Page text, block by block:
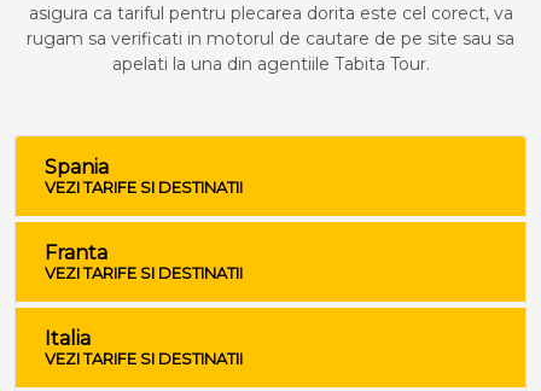
asigura ca tariful pentru plecarea dorita este cel corect, va
rugam sa verificati in motorul de cautare de pe site sau sa
apelati la una din agentiile Tabita Tour.
Spania
VEZI TARIFE SI DESTINATII
Franta
VEZI TARIFE SI DESTINATII
Italia
VEZI TARIFE SI DESTINATII